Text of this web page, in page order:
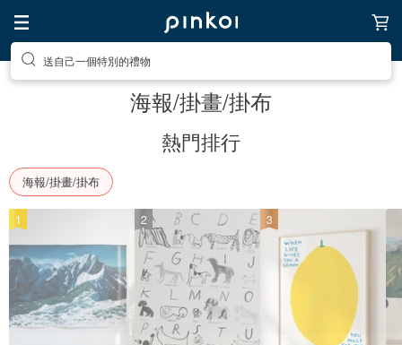
送自己一個特別的禮物
海報/掛畫/掛布
熱門排行
海報/掛畫/掛布
1 2 3